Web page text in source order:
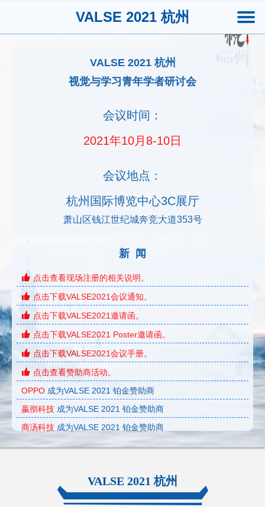
VALSE 2021 杭州
VALSE 2021 杭州
视觉与学习青年学者研讨会
会议时间：
2021年10月8-10日
会议地点：
杭州国际博览中心3C展厅
萧山区钱江世纪城奔竞大道353号
新 闻
点击查看现场注册的相关说明。
点击下载VALSE2021会议通知。
点击下载VALSE2021邀请函。
点击下载VALSE2021 Poster邀请函。
点击下载VALSE2021会议手册。
点击查看赞助商活动。
OPPO 成为VALSE 2021 铂金赞助商
嬴彻科技 成为VALSE 2021 铂金赞助商
商汤科技 成为VALSE 2021 铂金赞助商
腾讯ARC应用研究中心成为VALSE 2021 铂金赞助商
成为VALSE 2021 铂金赞助商
华为技术有限公司成为VALSE 2021 铂金赞助商
VALSE 2021 杭州